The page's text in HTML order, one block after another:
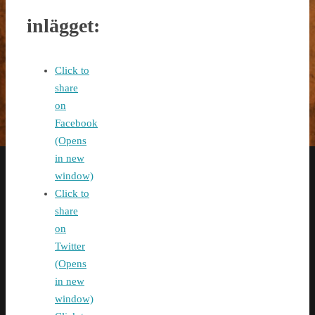
inlägget:
Click to
share
on
Facebook
(Opens
in new
window)
Click to
share
on
Twitter
(Opens
in new
window)